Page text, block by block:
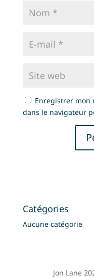
Enregistrer mon
dans le navigateur
Catégories
Aucune catégorie
Jon Lane